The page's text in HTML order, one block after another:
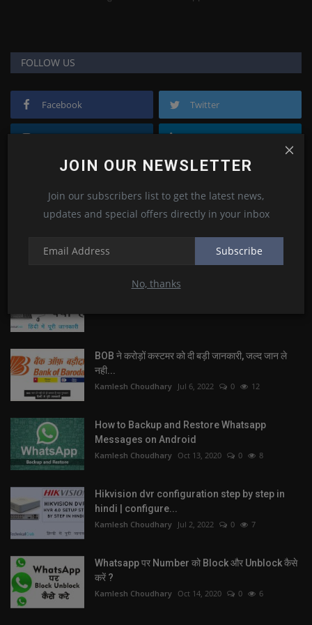
JOIN OUR NEWSLETTER
Join our subscribers list to get the latest news,
updates and special offers directly in your inbox
Subscribe
No, thanks
FOLLOW US
Facebook Twitter
Linkedin
Youtube
POPULAR POSTS
This Week All Time
कंप्यूटर किसे कहते है और कंप्यूटर की विशेषताएं
BOB ने करोड़ों कस्टमर को दी बड़ी जानकारी, जल्द जान ले
नही...
Kamlesh Choudhary Jul 6, 2022 0 12
How to Backup and Restore Whatsapp
Messages on Android
Kamlesh Choudhary Oct 13, 2020 0 8
Hikvision dvr configuration step by step in
hindi | configure...
Kamlesh Choudhary Jul 2, 2022 0 7
Whatsapp पर Number को Block और Unblock कैसे
करें ?
Kamlesh Choudhary Oct 14, 2020 0 6